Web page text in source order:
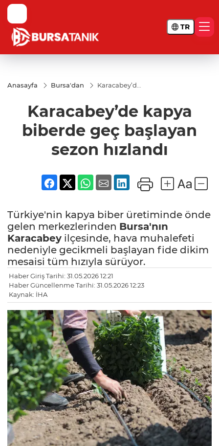
TR
Anasayfa Bursa'dan
Karacabey’de
başlayan
sezon
Karacabey’de kapya
biberde geç başlayan
sezon hızlandı
Türkiye'nin kapya biber üretiminde önde
gelen merkezlerinden Bursa'nın
Karacabey ilçesinde, hava muhalefeti
nedeniyle gecikmeli başlayan fide dikim
mesaisi tüm hızıyla sürüyor.
Haber Giriş Tarihi: 31.05.2026 12:21
Haber Güncellenme Tarihi: 31.05.2026 12:23
Kaynak: İHA